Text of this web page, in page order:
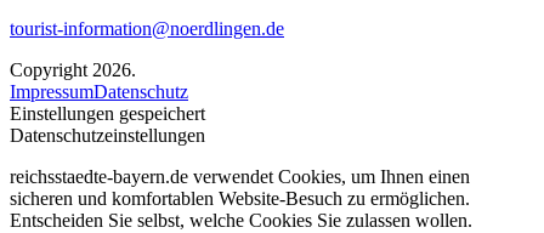
tourist-information@noerdlingen.de
Copyright 2026.
ImpressumDatenschutz
Einstellungen gespeichert
Datenschutzeinstellungen
reichsstaedte-bayern.de verwendet Cookies, um Ihnen einen
sicheren und komfortablen Website-Besuch zu ermöglichen.
Entscheiden Sie selbst, welche Cookies Sie zulassen wollen.